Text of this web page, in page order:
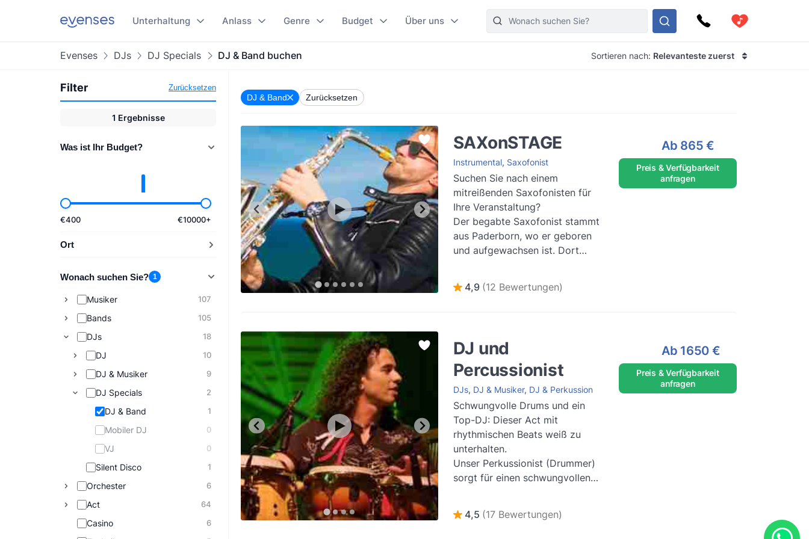
Unterhaltung Anlass Genre Budget Über uns
Evenses DJs DJ Specials DJ & Band buchen Sortieren nach: Relevanteste zuerst
Filter Zurücksetzen
1 Ergebnisse
Was ist Ihr Budget?
€400 €10000+
Ort
Wonach suchen Sie? 1
Musiker 107
Bands 105
DJs 18
DJ 10
DJ & Musiker 9
DJ Specials 2
DJ & Band 1
Mobiler DJ 0
VJ 0
Silent Disco 1
Orchester 6
Act 64
Casino 6
DJ & Band Zurücksetzen
SAXonSTAGE
Instrumental, Saxofonist
Suchen Sie nach einem
mitreißenden Saxofonisten für
Ihre Veranstaltung?
Der begabte Saxofonist stammt
aus Paderborn, wo er geboren
und aufgewachsen ist. Dort
Weiterlesen
4,9 (12 Bewertungen)
Ab 865 €
Preis & Verfügbarkeit
anfragen
DJ und
Percussionist
DJs, DJ & Musiker, DJ & Perkussion
Schwungvolle Drums und ein
Top-DJ: Dieser Act mit
rhythmischen Beats weiß zu
unterhalten.
Unser Perkussionist (Drummer)
sorgt für einen schwungvollen
Weiterlesen
4,5 (17 Bewertungen)
Ab 1650 €
Preis & Verfügbarkeit
anfragen